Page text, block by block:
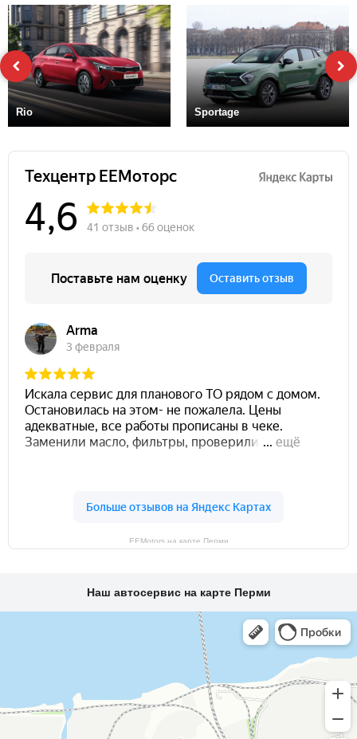
Rio Sportage
EEMotors на карте Перми
Наш автосервис на карте Перми